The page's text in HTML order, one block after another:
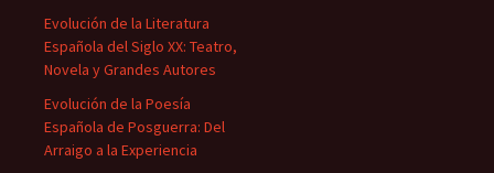
Evolución de la Literatura
Española del Siglo XX: Teatro,
Novela y Grandes Autores
Evolución de la Poesía
Española de Posguerra: Del
Arraigo a la Experiencia